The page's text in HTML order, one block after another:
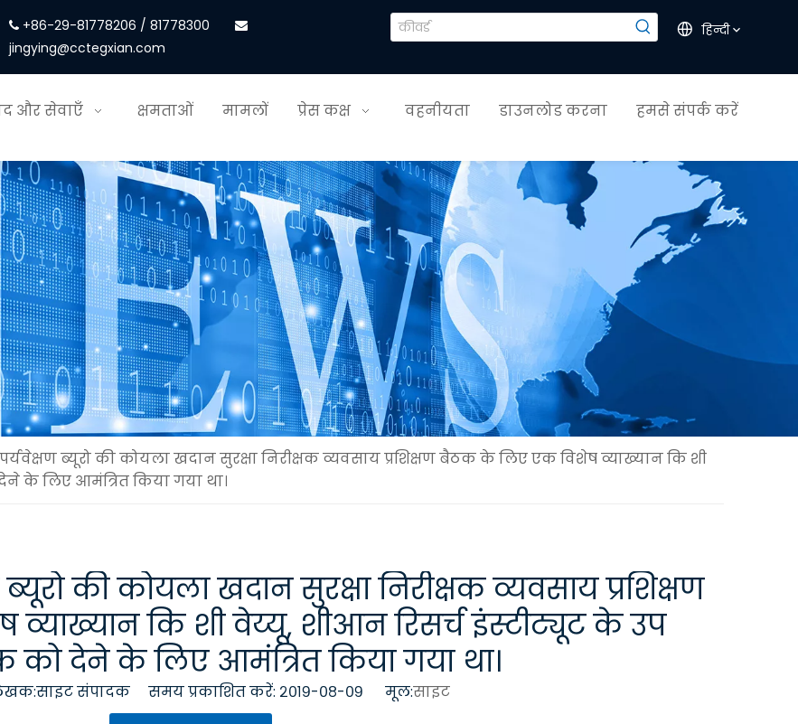
 +86-29-81778206 / 81778300
jingying@cctegxian.com
हिन्दी
और सेवाएँ क्षमताओं मामलों प्रेस कक्ष वहनीयता डाउनलोड करना हमसे संपर्क करें
ब्यूरो की कोयला खदान सुरक्षा निरीक्षक व्यवसाय प्रशिक्षण बैठक के लिए एक विशेष व्याख्यान कि शी
के लिए आमंत्रित किया गया था।
की कोयला खदान सुरक्षा निरीक्षक व्यवसाय प्रशिक्षण
कि शी वेय्यू, शीआन रिसर्च इंस्टीट्यूट के उप
को देने के लिए आमंत्रित किया गया था।
संपादक समय प्रकाशित करें: २०१९-०८-०९ मूल:साइट